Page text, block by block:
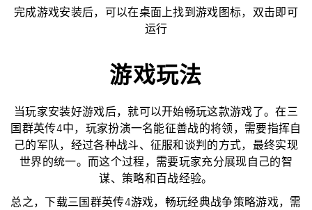
完成游戏安装后，可以在桌面上找到游戏图标，双击即可
运行
游戏玩法
当玩家安装好游戏后，就可以开始畅玩这款游戏了。在三
国群英传4中，玩家扮演一名能征善战的将领，需要指挥自
己的军队，经过各种战斗、征服和谈判的方式，最终实现
世界的统一。而这个过程，需要玩家充分展现自己的智
谋、策略和百战经验。
总之，下载三国群英传4游戏，畅玩经典战争策略游戏，需